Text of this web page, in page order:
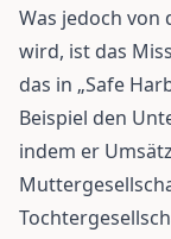
Was jedoch
wird, ist das
das in „Safe
Beispiel den
indem er